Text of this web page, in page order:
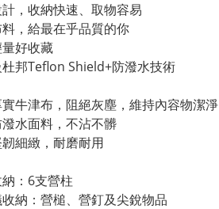
計，收納快速、取物容易
料，給最在乎品質的你
量好收藏
杜邦Teflon Shield+防潑水技術
牛津布，阻絕灰塵，維持內容物潔淨
水面料，不沾不髒
細緻，耐磨耐用
：6支營柱
納：營槌、營釘及尖銳物品